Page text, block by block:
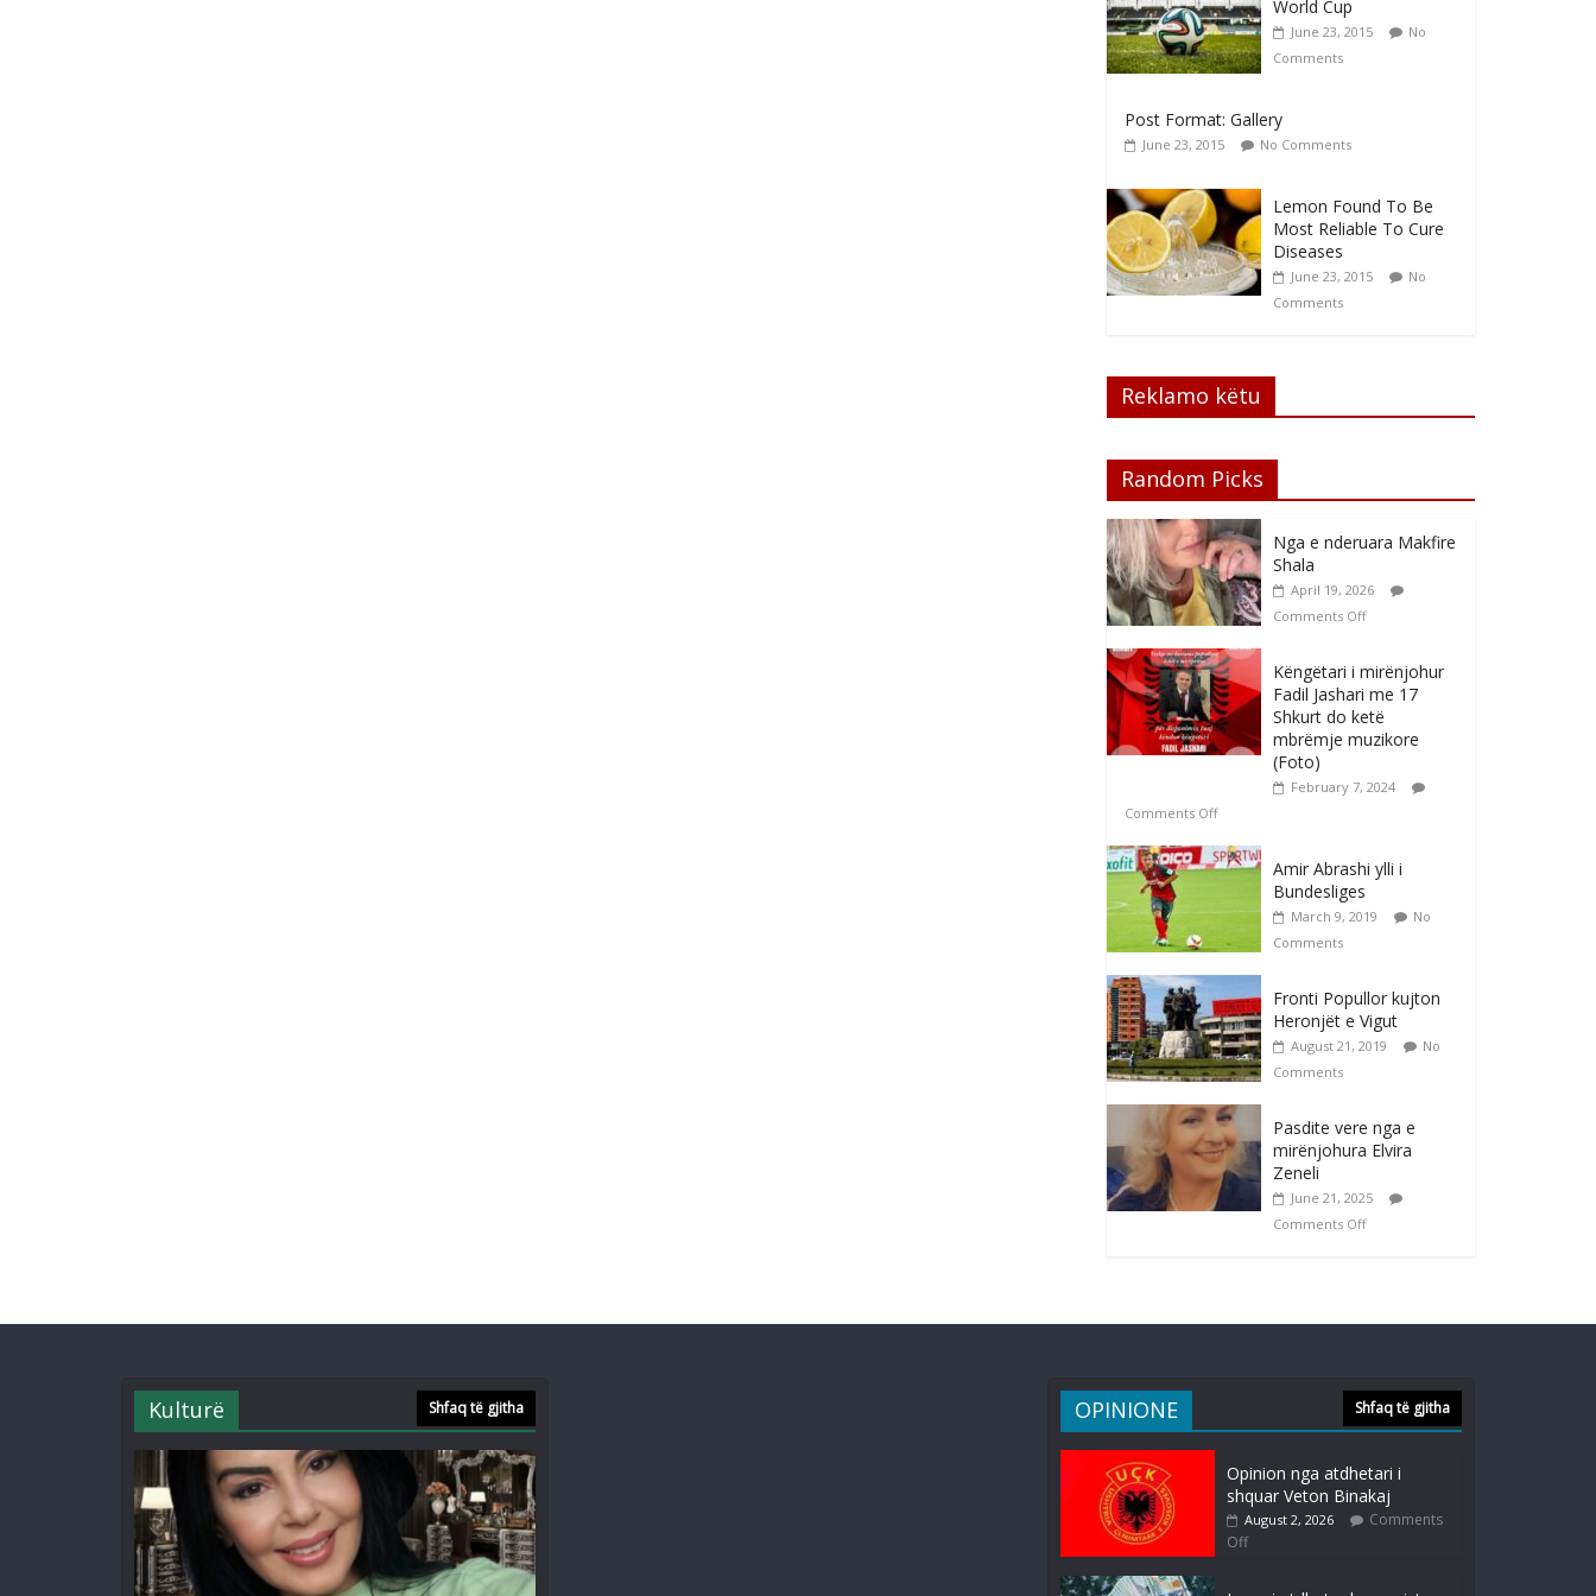
World Cup
June 23, 2015
No
Comments
Post Format: Gallery
June 23, 2015 No Comments
Lemon Found To Be
Most Reliable To Cure
Diseases
June 23, 2015
No
Comments
Reklamo këtu
Random Picks
Nga e nderuara Makfire
Shala
April 19, 2026
Comments Off
Këngëtari i mirënjohur
Fadil Jashari me 17
Shkurt do ketë
mbrëmje muzikore
(Foto)
February 7, 2024
Comments Off
Amir Abrashi ylli i
Bundesliges
March 9, 2019
No
Comments
Fronti Popullor kujton
Heronjët e Vigut
August 21, 2019
No
Comments
Pasdite vere nga e
mirënjohura Elvira
Zeneli
June 21, 2025
Comments Off
Kulturë Shfaq të gjitha OPINIONE Shfaq të gjitha
Opinion nga atdhetari i
shquar Veton Binakaj
August 2, 2026
Comments
Off